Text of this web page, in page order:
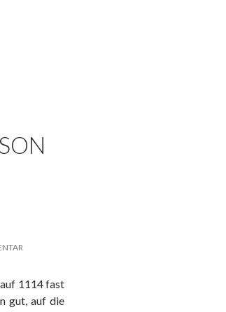
1114 fast
gut, auf die